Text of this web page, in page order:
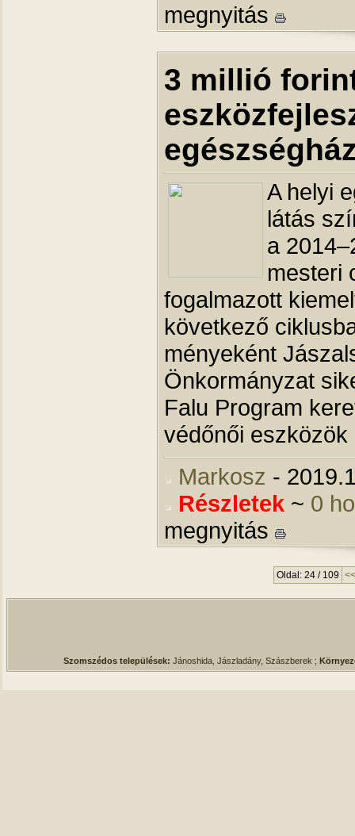
megnyitás
3 millió
A helyi
lá­tás
a
mes­teri
fo­gal­ma­zott
követ­kező
mé­nye­ként
Önkor­mány­zat
Falu Prog­ram
védőnői
Markosz -
Részletek ~ 0
megnyitás
Oldal: 24 / 109 <<
Szomszédos települések: Jánoshida, Jászladány, Szászberek ;